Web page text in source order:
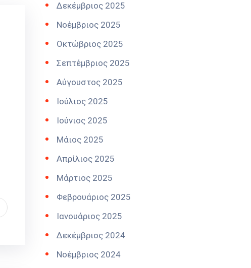
Δεκέμβριος 2025
Νοέμβριος 2025
Οκτώβριος 2025
Σεπτέμβριος 2025
Αύγουστος 2025
Ιούλιος 2025
Ιούνιος 2025
Μάιος 2025
Απρίλιος 2025
Μάρτιος 2025
Φεβρουάριος 2025
Ιανουάριος 2025
Δεκέμβριος 2024
Νοέμβριος 2024